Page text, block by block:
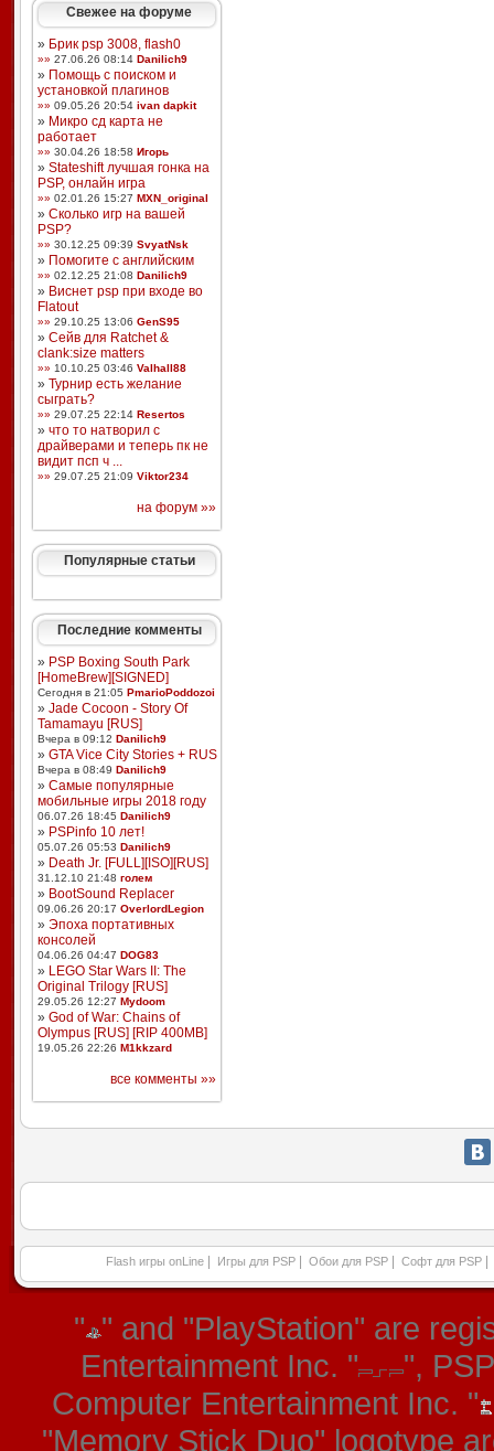
Свежее на форуме
» Брик psp 3008, flash0
»» 27.06.26 08:14 Danilich9
» Помощь с поиском и
установкой плагинов
»» 09.05.26 20:54 ivan dapkit
» Микро сд карта не
работает
»» 30.04.26 18:58 Игорь
» Stateshift лучшая гонка на
PSP, онлайн игра
»» 02.01.26 15:27 MXN_original
» Сколько игр на вашей
PSP?
»» 30.12.25 09:39 SvyatNsk
» Помогите с английским
»» 02.12.25 21:08 Danilich9
» Виснет psp при входе во
Flatout
»» 29.10.25 13:06 GenS95
» Сейв для Ratchet &
clank:size matters
»» 10.10.25 03:46 Valhall88
» Турнир есть желание
сыграть?
»» 29.07.25 22:14 Resertos
» что то натворил с
драйверами и теперь пк не
видит псп ч ...
»» 29.07.25 21:09 Viktor234
на форум »»
Популярные статьи
Последние комменты
» PSP Boxing South Park
[HomeBrew][SIGNED]
Сегодня в 21:05 PmarioPoddozoi
» Jade Cocoon - Story Of
Tamamayu [RUS]
Вчера в 09:12 Danilich9
» GTA Vice City Stories + RUS
Вчера в 08:49 Danilich9
» Самые популярные
мобильные игры 2018 году
06.07.26 18:45 Danilich9
» PSPinfo 10 лет!
05.07.26 05:53 Danilich9
» Death Jr. [FULL][ISO][RUS]
31.12.10 21:48 голем
» BootSound Replacer
09.06.26 20:17 OverlordLegion
» Эпоха портативных
консолей
04.06.26 04:47 DOG83
» LEGO Star Wars II: The
Original Trilogy [RUS]
29.05.26 12:27 Mydoom
» God of War: Chains of
Olympus [RUS] [RIP 400MB]
19.05.26 22:26 M1kkzard
все комменты »»
Flash игры onLine Игры для PSP Обои для PSP Софт для PSP
" " and "PlayStation" are
Entertainment Inc. "
",
Computer Entertainment Inc. "
"Memory Stick Duo" logotype